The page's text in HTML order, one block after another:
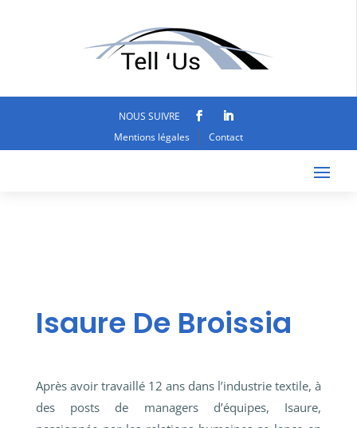
NOUS SUIVRE
Mentions légales
Contact
Isaure De Broissia
Après avoir travaillé 12 ans dans l’industrie textile, à
des posts de managers d’équipes, Isaure,